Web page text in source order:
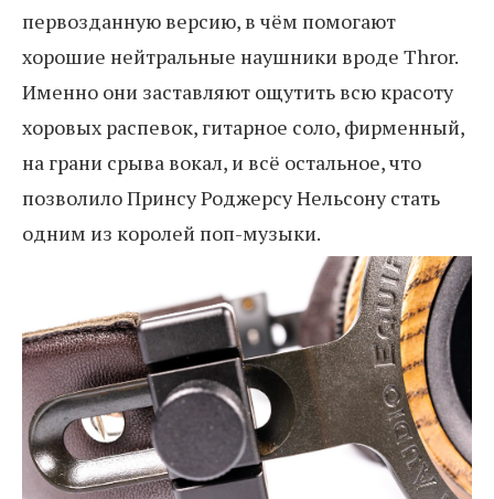
первозданную версию, в чём помогают
хорошие нейтральные наушники вроде Thror.
Именно они заставляют ощутить всю красоту
хоровых распевок, гитарное соло, фирменный,
на грани срыва вокал, и всё остальное, что
позволило Принсу Роджерсу Нельсону стать
одним из королей поп-музыки.